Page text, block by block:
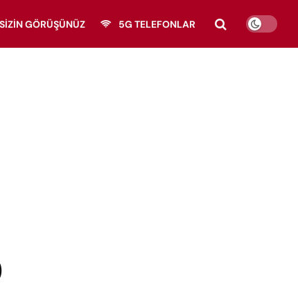
SIZIN GÖRÜŞÜNÜZ 5G TELEFONLAR